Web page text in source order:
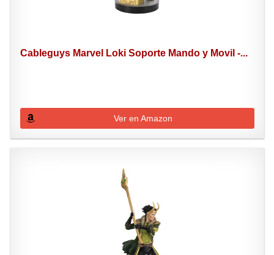
Cableguys Marvel Loki Soporte Mando y Movil -...
Ver en Amazon